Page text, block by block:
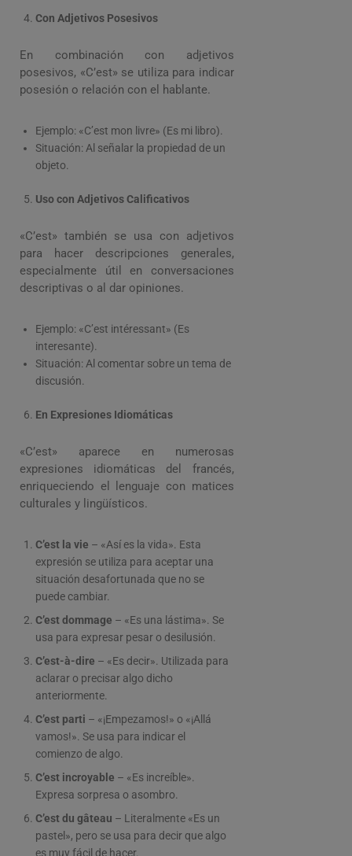
Con Adjetivos Posesivos
En combinación con adjetivos
posesivos, «C’est» se utiliza para indicar
posesión o relación con el hablante.
Ejemplo: «C’est mon livre» (Es mi libro).
Situación: Al señalar la propiedad de un
objeto.
Uso con Adjetivos Calificativos
«C’est» también se usa con adjetivos
para hacer descripciones generales,
especialmente útil en conversaciones
descriptivas o al dar opiniones.
Ejemplo: «C’est intéressant» (Es
interesante).
Situación: Al comentar sobre un tema de
discusión.
En Expresiones Idiomáticas
«C’est» aparece en numerosas
expresiones idiomáticas del francés,
enriqueciendo el lenguaje con matices
culturales y lingüísticos.
C’est la vie – «Así es la vida». Esta
expresión se utiliza para aceptar una
situación desafortunada que no se
puede cambiar.
C’est dommage – «Es una lástima». Se
usa para expresar pesar o desilusión.
C’est-à-dire – «Es decir». Utilizada para
aclarar o precisar algo dicho
anteriormente.
C’est parti – «¡Empezamos!» o «¡Allá
vamos!». Se usa para indicar el
comienzo de algo.
C’est incroyable – «Es increíble».
Expresa sorpresa o asombro.
C’est du gâteau – Literalmente «Es un
pastel», pero se usa para decir que algo
es muy fácil de hacer.